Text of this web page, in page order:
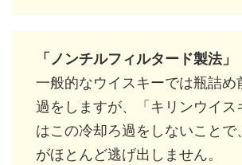
「ノンチルフィルタード製法」
一般的なウイスキーでは瓶詰め
過をしますが、「キリンウイス
はこの冷却ろ過をしないことで
がほとんど逃げ出しません。